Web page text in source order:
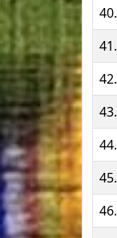
40.
41.
42.
43.
44.
45.
46.